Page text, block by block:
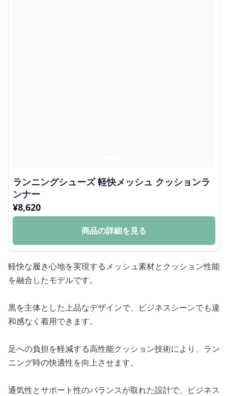
ランニングシューズ 軽快メッシュ クッションラ
ンナー
¥8,620
商品の詳細を見る
軽快な履き心地を実現するメッシュ素材とクッション性能
を融合したモデルです。
黒を主体とした上品なデザインで、ビジネスシーンでも違
和感なく着用できます。
足への負担を軽減する高性能クッション技術により、ラン
ニング時の快適性を向上させます。
通気性とサポート性のバランスが取れた設計で、ビジネス